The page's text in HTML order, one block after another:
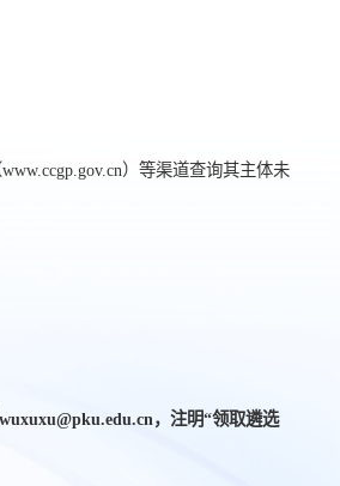
）等渠道查询其主体未
，注明“领取遴选